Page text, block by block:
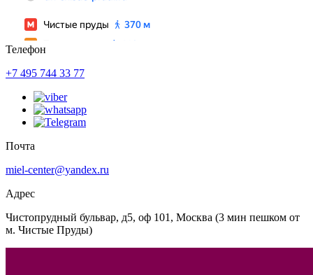
Телефон
+7 495 744 33 77
Почта
miel-center@yandex.ru
Адрес
Чистопрудный бульвар, д5, оф 101, Москва (3 мин пешком от
м. Чистые Пруды)